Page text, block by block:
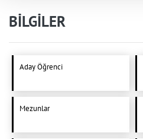
BİLGİLER
Aday Öğrenci
Mezunlar